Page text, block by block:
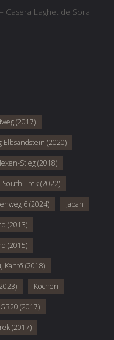
Casera Laghet de Sora
(2017)
Elbsandstein (2020)
Stieg (2018)
Trek (2022)
6 (2024) Japan
(2013)
(2015)
Kantō (2018)
Kochen
(2017)
(2017)